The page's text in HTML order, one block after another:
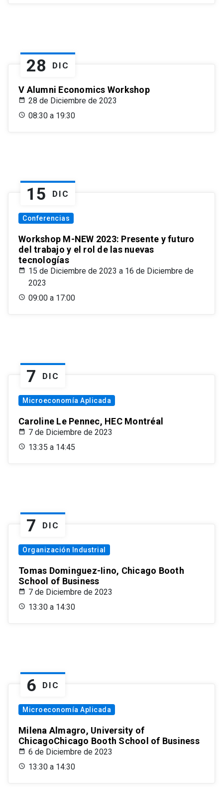
28 DIC
V Alumni Economics Workshop
28 de Diciembre de 2023
08:30 a 19:30
15 DIC
Conferencias
Workshop M-NEW 2023: Presente y futuro
del trabajo y el rol de las nuevas
tecnologías
15 de Diciembre de 2023 a 16 de Diciembre de
2023
09:00 a 17:00
7 DIC
Microeconomía Aplicada
Caroline Le Pennec, HEC Montréal
7 de Diciembre de 2023
13:35 a 14:45
7 DIC
Organización Industrial
Tomas Dominguez-Iino, Chicago Booth
School of Business
7 de Diciembre de 2023
13:30 a 14:30
6 DIC
Microeconomía Aplicada
Milena Almagro, University of
ChicagoChicago Booth School of Business
6 de Diciembre de 2023
13:30 a 14:30